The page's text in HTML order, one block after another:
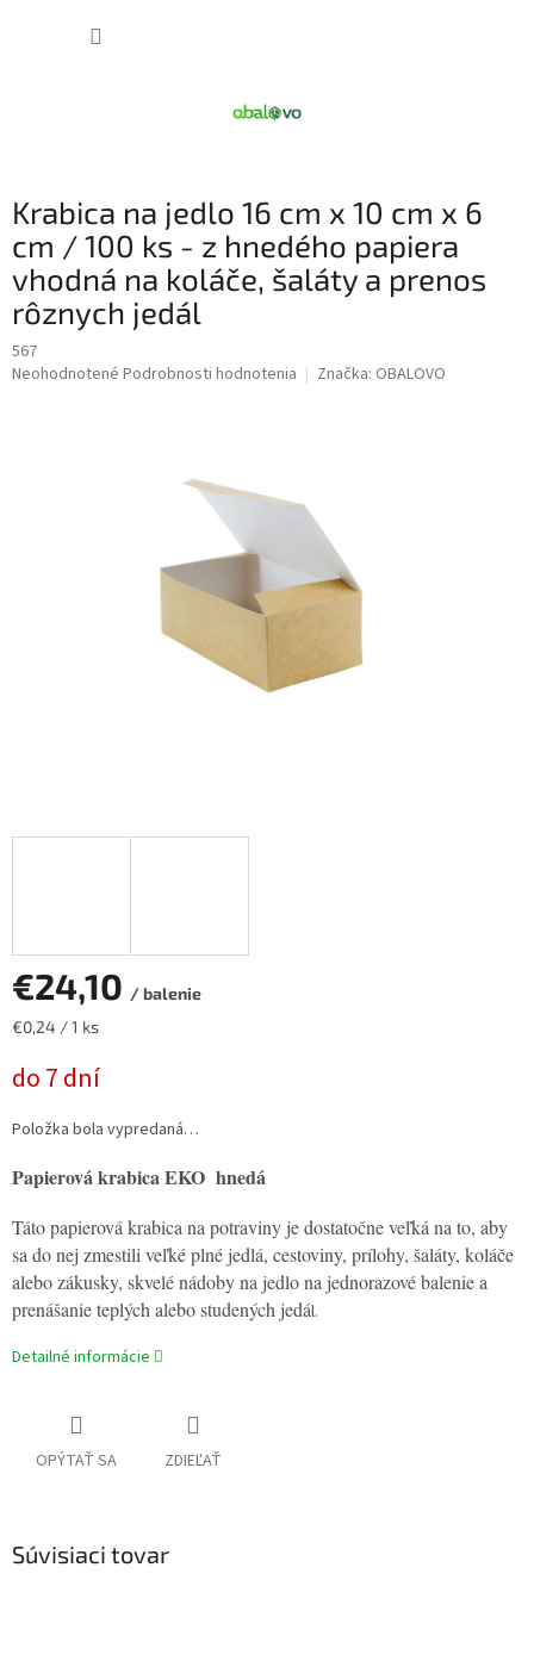
Krabica na jedlo 16 cm x 10 cm x 6
cm / 100 ks - z hnedého papiera
vhodná na koláče, šaláty a prenos
rôznych jedál
567
Priemerné
Neohodnotené Podrobnosti hodnotenia Značka: OBALOVO
€24,10 / balenie
Jednotková
€0,24 / 1 ks
do 7 dní
Položka bola vypredaná…
Papierová krabica EKO hnedá
Táto papierová krabica na potraviny je dostatočne veľká na to, aby
sa do nej zmestili veľké plné jedlá, cestoviny, prílohy, šaláty, koláče
alebo zákusky, skvelé nádoby na jedlo na jednorazové balenie a
prenášanie teplých alebo studených jedál.
Detailné informácie
OPÝTAŤ SA ZDIEĽAŤ
Súvisiaci tovar